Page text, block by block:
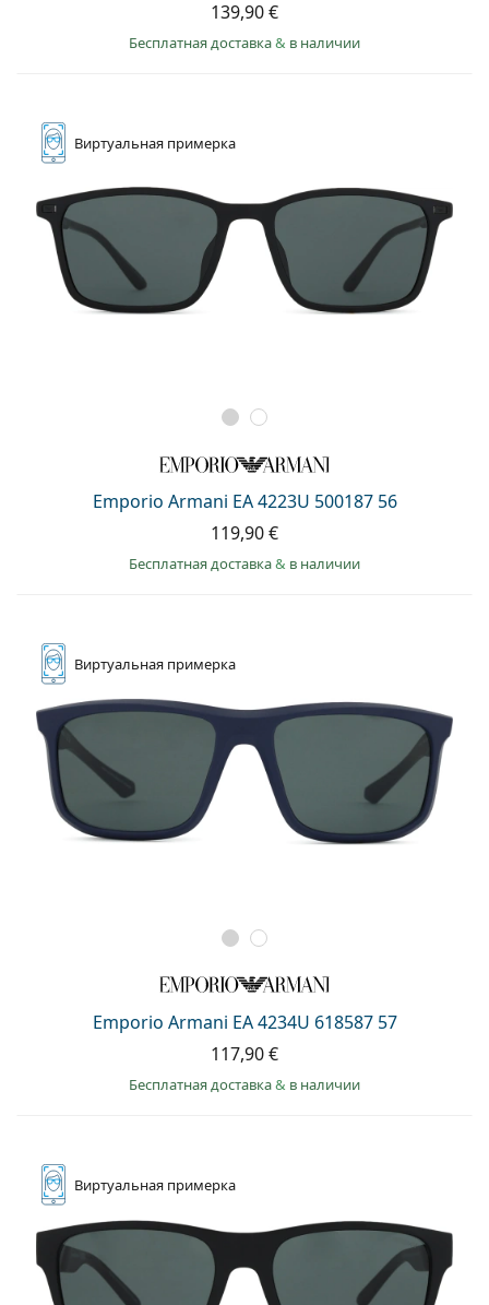
139,90 €
Бесплатная доставка& в наличии
Виртуальная примерка
Emporio Armani EA 4223U 500187 56
119,90 €
Бесплатная доставка& в наличии
Виртуальная примерка
Emporio Armani EA 4234U 618587 57
117,90 €
Бесплатная доставка& в наличии
Виртуальная примерка